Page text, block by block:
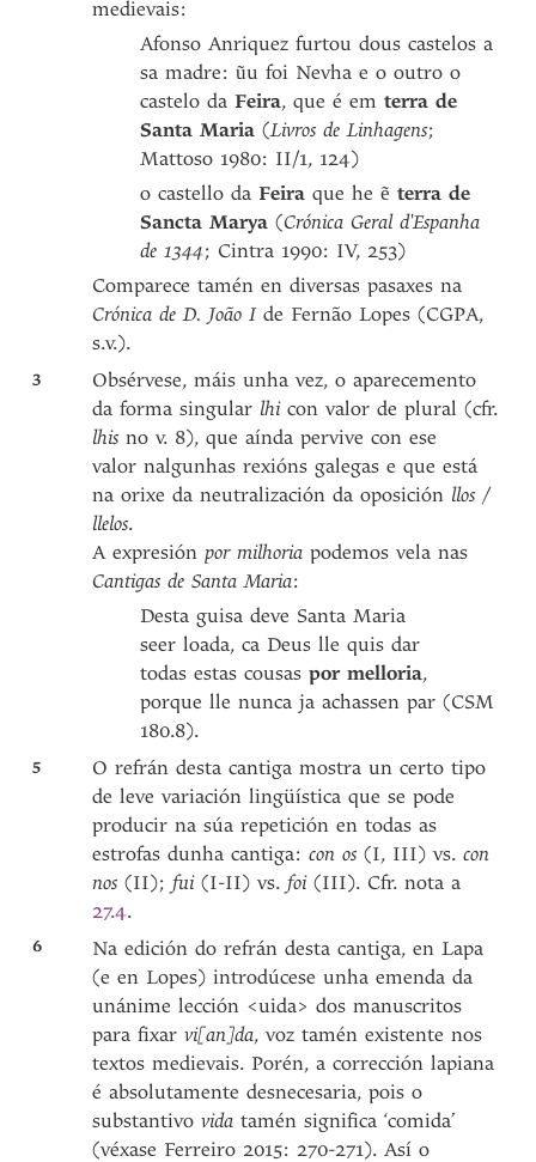
medievais:
Afonso Anriquez furtou dous castelos a
sa madre: ũu foi Nevha e o outro o
castelo daFeira, que é emterra de
Santa Maria (Livros de Linhagens;
Mattoso 1980: II/1, 124)
o castello daFeira que he ẽterra de
Sancta Marya (Crónica Geral d'Espanha
de 1344; Cintra 1990: IV, 253)
Comparece tamén en diversas pasaxes na
Crónica de D. João Ide Fernão Lopes (CGPA,
s.v.).
3
Obsérvese, máis unha vez, o aparecemento
da forma singular lhicon valor de plural (cfr.
lhis no v. 8), que aínda pervive con ese
valor nalgunhas rexións galegas e que está
na orixe da neutralización da oposición llos /
llelos.
A expresiónpor milhoria podemos vela nas
Cantigas de Santa Maria:
Desta guisa deve Santa Maria
seer loada, ca Deus lle quis dar
todas estas cousaspor melloria,
porque lle nunca ja achassen par (CSM
180.8).
5
O refrán desta cantiga mostra un certo tipo
de leve variación lingüística que se pode
producir na súa repetición en todas as
estrofas dunha cantiga:con os (I, III) vs.con
nos(II);fui(I-II) vs.foi(III). Cfr. nota a
27.4.
6
Na edición do refrán desta cantiga, en Lapa
(e en Lopes) introdúcese unha emenda da
unánime lección <uida> dos manuscritos
para fixarvi[an]da, voz tamén existente nos
textos medievais. Porén, a corrección lapiana
é absolutamente desnecesaria, pois o
substantivovidatamén significa ‘comida’
(véxase Ferreiro 2015: 270-271). Así o